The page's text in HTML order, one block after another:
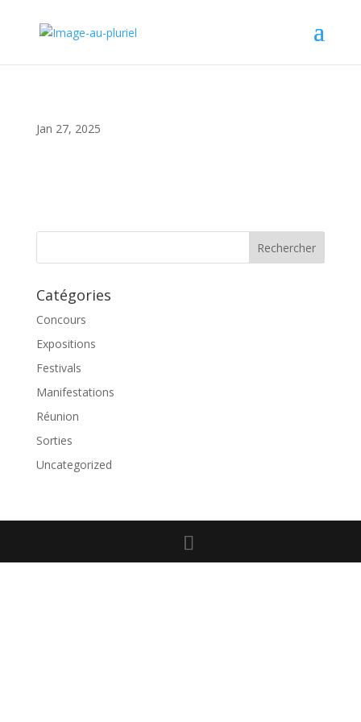
Jan 27, 2025
Catégories
Concours
Expositions
Festivals
Manifestations
Réunion
Sorties
Uncategorized